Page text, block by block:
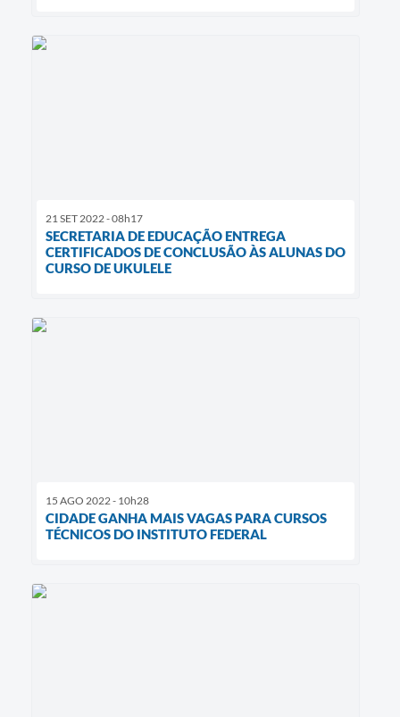
21 SET 2022 - 08h17
SECRETARIA DE EDUCAÇÃO ENTREGA
CERTIFICADOS DE CONCLUSÃO ÀS ALUNAS DO
CURSO DE UKULELE
15 AGO 2022 - 10h28
CIDADE GANHA MAIS VAGAS PARA CURSOS
TÉCNICOS DO INSTITUTO FEDERAL